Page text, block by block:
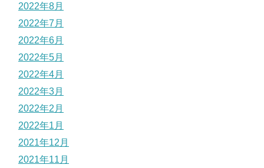
2022年8月
2022年7月
2022年6月
2022年5月
2022年4月
2022年3月
2022年2月
2022年1月
2021年12月
2021年11月